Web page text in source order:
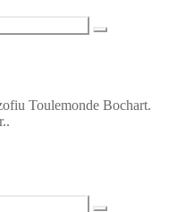
Toulemonde Bochart.